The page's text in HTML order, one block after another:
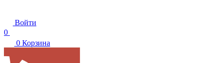
Войти
0
0 Корзина